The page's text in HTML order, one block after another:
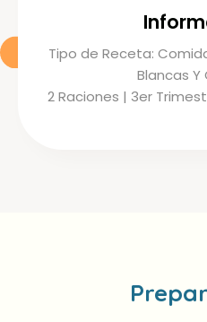
Tipo de Receta:
Blancas Y
2 Raciones | 3er